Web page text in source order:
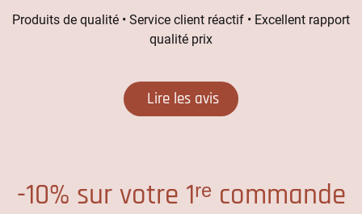
Produits de qualité • Service client réactif • Excellent rapport
qualité prix
Lire les avis
-10% sur votre 1ʳᵉ commande